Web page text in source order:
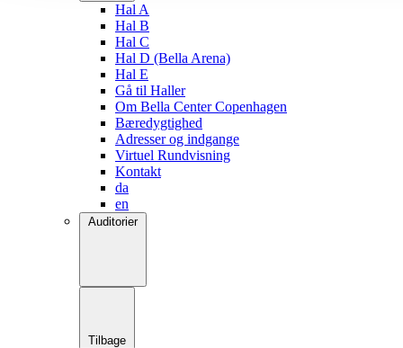
Hal A
Hal B
Hal C
Hal D (Bella Arena)
Hal E
Gå til Haller
Om Bella Center Copenhagen
Bæredygtighed
Adresser og indgange
Virtuel Rundvisning
Kontakt
da
en
Auditorier
Tilbage